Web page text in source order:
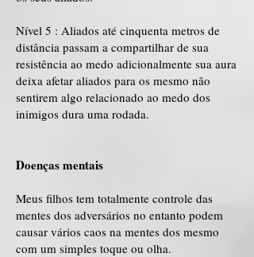
Nível 5 : Aliados até cinquenta metros de
distância passam a compartilhar de sua
resistência ao medo adicionalmente sua aura
deixa afetar aliados para os mesmo não
sentirem algo relacionado ao medo dos
inimigos dura uma rodada.
Doenças mentais
Meus filhos tem totalmente controle das
mentes dos adversários no entanto podem
causar vários caos na mentes dos mesmo
com um simples toque ou olha.